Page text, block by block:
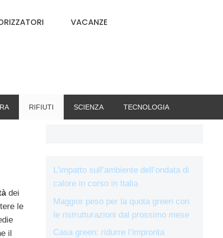
VACANZE
RIFIUTI SCIENZA TECNOLOGIA
dei
le
il
L’impatto sull’ambiente dell’ondata di
calore in corso in Italia
Maggior peso per la quota green con
le ristrutturazioni dal prossimo mese
Casa green: ridurre l’impronta